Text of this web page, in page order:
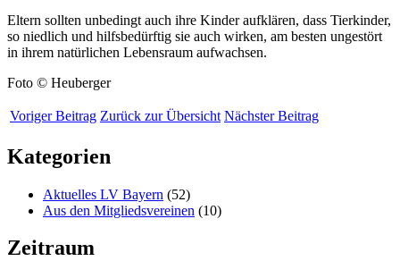
Eltern sollten unbedingt auch ihre Kinder aufklären, dass Tierkinder,
so niedlich und hilfsbedürftig sie auch wirken, am besten ungestört
in ihrem natürlichen Lebensraum aufwachsen.
Foto © Heuberger
Voriger Beitrag Zurück zur Übersicht Nächster Beitrag
Kategorien
Aktuelles LV Bayern (52)
Aus den Mitgliedsvereinen (10)
Zeitraum